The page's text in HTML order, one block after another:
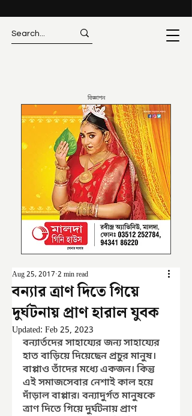
বিজ্ঞাপন
বন্যার ত্রাণ দিতে গিয়ে
দুর্ঘটনায় প্রাণ হারাল যুবক
Aug 25, 2017 2 min read
Updated: Feb 25, 2023
বন্যার্তদের সাহায্যের জন্য সাহায্যের
হাত বাড়িয়ে দিয়েছেন প্রচুর মানুষ।
বাপ্পাও তাঁদের মধ্যে একজন। কিন্তু
এই সমাজসেবার নেশাই কাল হয়ে
দাঁড়াল বাপ্পার৷ বন্যাদুর্গত মানুষকে
ত্রাণ দিতে গিয়ে দুর্ঘটনায় প্রাণ